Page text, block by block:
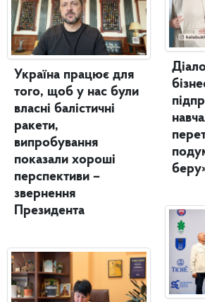
Україна працює для
того, щоб у нас були
власні балістичні
ракети,
випробування
показали хороші
перспективи –
звернення
Президента